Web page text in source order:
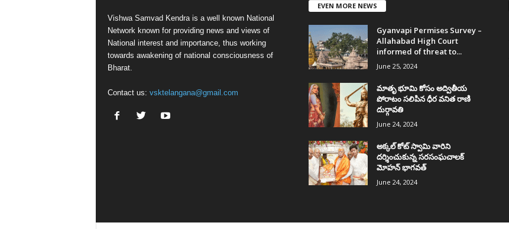
Vishwa Samvad Kendra is a well known National
Network known for providing news and views of
National interest and importance, thus working
towards awakening of national consciousness of
Bharat.
Contact us: vsktelangana@gmail.com
EVEN MORE NEWS
Gyanvapi Permises Survey –
Allahabad High Court
informed of threat to...
June 25, 2024
మాతృ భూమి కోసం అద్వితీయ
పోరాటం సలిపిన ధీర వనిత రాణి
దుర్గావతి
June 24, 2024
అక్కల్‌ కోట్‌ స్వామి వారిని
దర్శించుకున్న సరసంఘచాలక్
మోహన్ భాగవత్
June 24, 2024